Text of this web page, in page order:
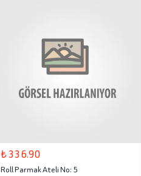
₺ 336.90
Roll Parmak Ateli No: 5